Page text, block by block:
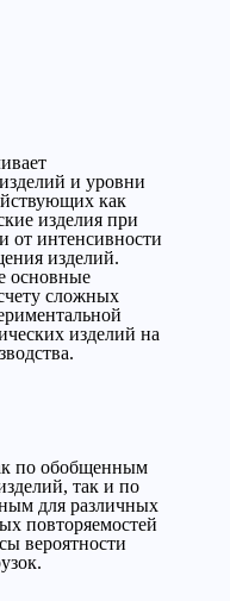
и уровни
как
изделия при
от интенсивности
изделий.
основные
сложных
изделий на
по обобщенным
так и по
для различных
повторяемостей
вероятности